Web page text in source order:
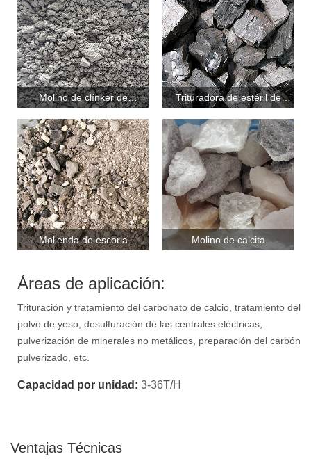
Molino de clínker de
Trituradora de estéril de
Molienda de escoria Molino de calcita
Áreas de aplicación:
Trituración y tratamiento del carbonato de calcio, tratamiento del
polvo de yeso, desulfuración de las centrales eléctricas,
pulverización de minerales no metálicos, preparación del carbón
pulverizado, etc.
Capacidad por unidad: 3-36T/H
Ventajas Técnicas